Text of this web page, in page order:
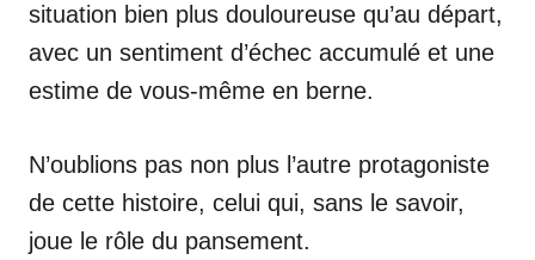
situation bien plus douloureuse qu’au départ,
avec un sentiment d’échec accumulé et une
estime de vous-même en berne.
N’oublions pas non plus l’autre protagoniste
de cette histoire, celui qui, sans le savoir,
joue le rôle du pansement.